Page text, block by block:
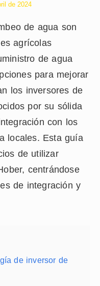
de 2024
de agua son
agrícolas
de agua
para mejorar
los inversores de
por su sólida
con los
locales. Esta guía
de utilizar
centrándose
de integración y
de inversor de